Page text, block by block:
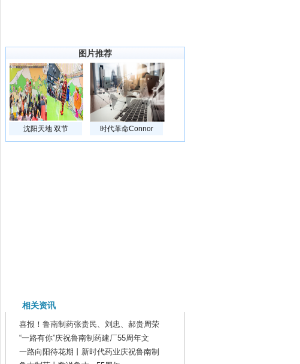
图片推荐
沈阳天地 双节 时代革命Connor
相关资讯
喜报！鲁南制药张贵民、刘忠、郝贵周荣
“一路有你”庆祝鲁南制药建厂55周年文
一路向阳待花期丨新时代药业庆祝鲁南制